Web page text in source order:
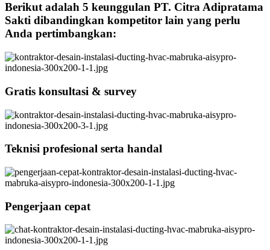
Berikut adalah 5 keunggulan PT. Citra Adipratama
Sakti dibandingkan kompetitor lain yang perlu
Anda pertimbangkan:
Gratis konsultasi & survey
Teknisi profesional serta handal
Pengerjaan cepat